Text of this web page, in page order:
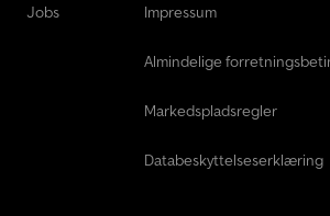
Jobs Impressum
Almindelige
Markedspladsregler
Databeskyttelseserklæring